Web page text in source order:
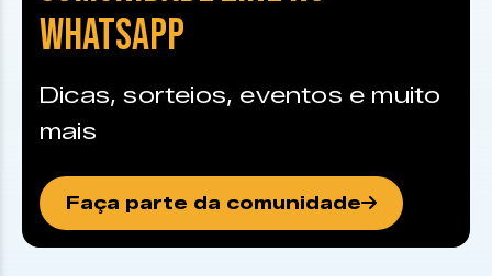
WHATSAPP
Dicas, sorteios, eventos e muito
mais
Faça parte da comunidade